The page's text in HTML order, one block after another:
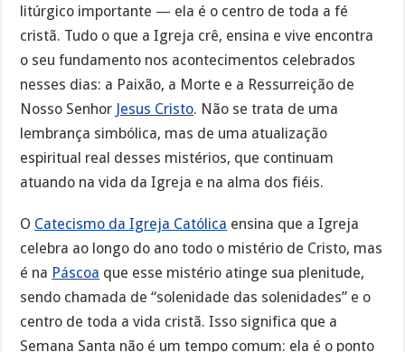
litúrgico importante — ela é o centro de toda a fé
cristã. Tudo o que a Igreja crê, ensina e vive encontra
o seu fundamento nos acontecimentos celebrados
nesses dias: a Paixão, a Morte e a Ressurreição de
Nosso Senhor Jesus Cristo. Não se trata de uma
lembrança simbólica, mas de uma atualização
espiritual real desses mistérios, que continuam
atuando na vida da Igreja e na alma dos fiéis.
O Catecismo da Igreja Católica ensina que a Igreja
celebra ao longo do ano todo o mistério de Cristo, mas
é na Páscoa que esse mistério atinge sua plenitude,
sendo chamada de “solenidade das solenidades” e o
centro de toda a vida cristã. Isso significa que a
Semana Santa não é um tempo comum: ela é o ponto